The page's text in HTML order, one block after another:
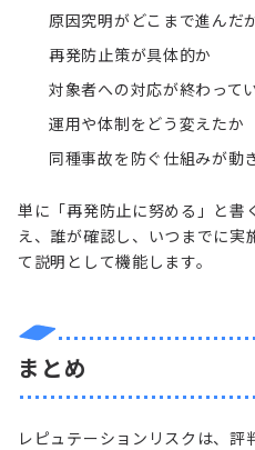
原因究明がどこまで進んだ
再発防止策が具体的か
対象者への対応が終わって
運用や体制をどう変えたか
同種事故を防ぐ仕組みが動
単に「再発防止に努める」と書
え、誰が確認し、いつまでに実
て説明として機能します。
まとめ
レピュテーションリスクは、評